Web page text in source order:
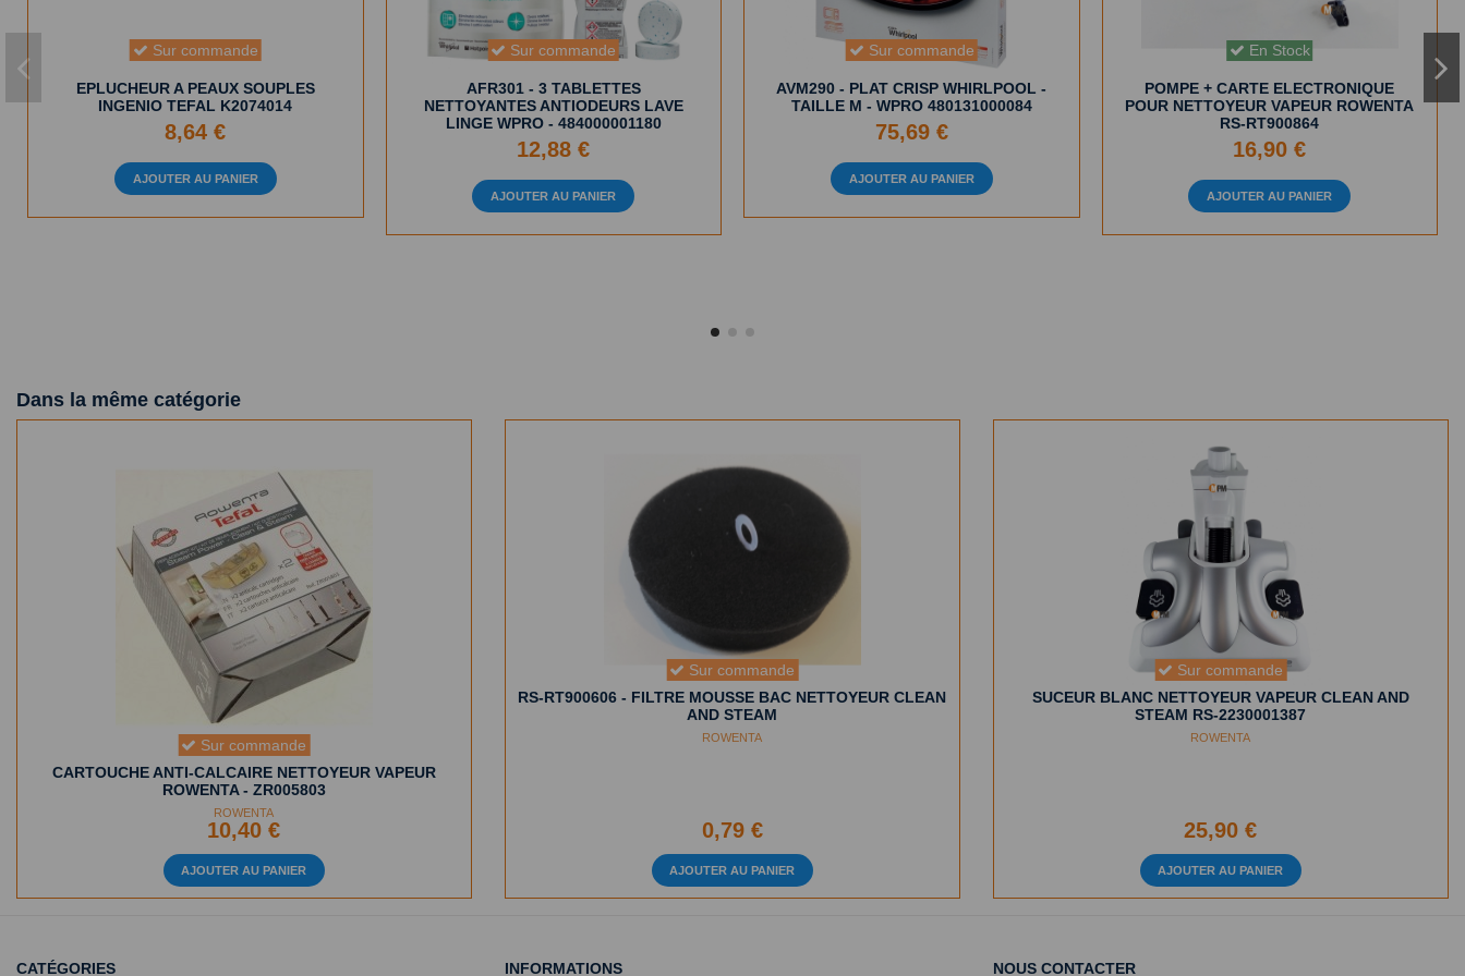
Sur commande
EPLUCHEUR A PEAUX SOUPLES
INGENIO TEFAL K2074014
8,64 €
AJOUTER AU PANIER
Sur commande
AFR301 - 3 TABLETTES
NETTOYANTES ANTIODEURS LAVE
LINGE WPRO - 484000001180
12,88 €
AJOUTER AU PANIER
Sur commande
AVM290 - PLAT CRISP WHIRLPOOL -
TAILLE M - WPRO 480131000084
75,69 €
AJOUTER AU PANIER
En Stock
POMPE + CARTE ELECTRONIQUE
POUR NETTOYEUR VAPEUR ROWENTA
RS-RT900864
16,90 €
AJOUTER AU PANIER
Dans la même catégorie
Sur commande
CARTOUCHE ANTI-CALCAIRE NETTOYEUR VAPEUR
ROWENTA - ZR005803
ROWENTA
10,40 €
AJOUTER AU PANIER
Sur commande
RS-RT900606 - FILTRE MOUSSE BAC NETTOYEUR CLEAN
AND STEAM
ROWENTA
0,79 €
AJOUTER AU PANIER
Sur commande
SUCEUR BLANC NETTOYEUR VAPEUR CLEAN AND
STEAM RS-2230001387
ROWENTA
25,90 €
AJOUTER AU PANIER
CATÉGORIES INFORMATIONS NOUS CONTACTER